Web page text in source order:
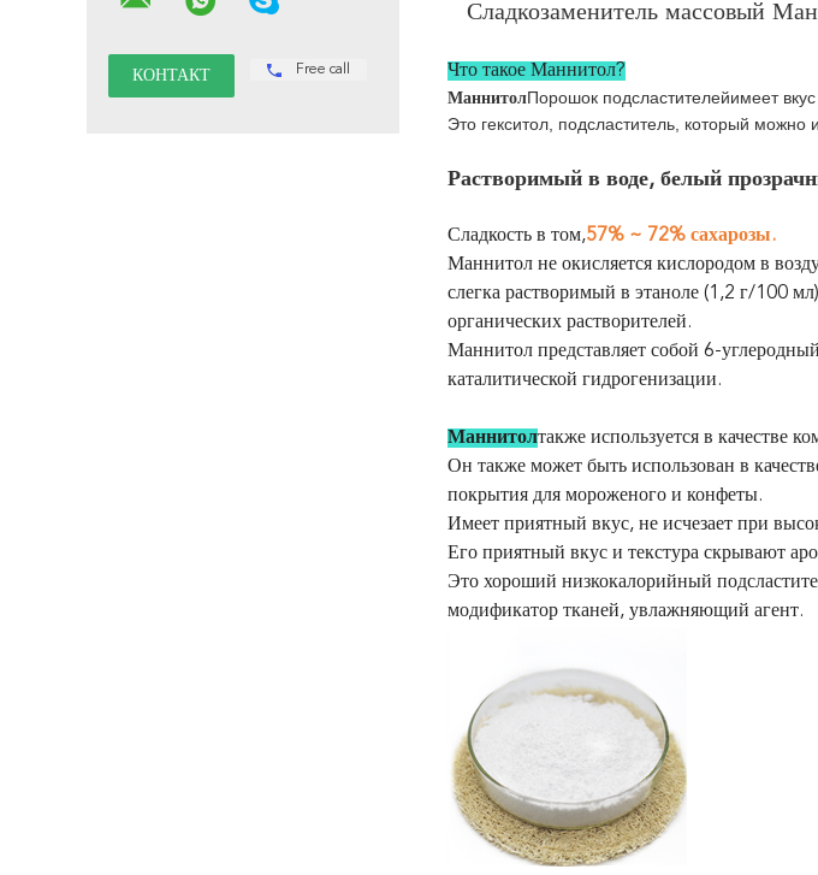
Free call
Сладкозаменитель массовый
Что такое Маннитол?
МаннитолПорошок подсластителейимеет
Это гекситол, подсластитель, который можно
Растворимый в воде, белый
Сладкость в том,57% ~ 72% сахарозы.
Маннитол не окисляется кислородом в
слегка растворимый в этаноле (1,2 г/100
органических растворителей.
Маннитол представляет собой 6-
каталитической гидрогенизации.
Маннитолтакже используется в качестве
Он также может быть использован в
покрытия для мороженого и конфеты.
Имеет приятный вкус, не исчезает при
Его приятный вкус и текстура скрывают
Это хороший низкокалорийный
модификатор тканей, увлажняющий агент.